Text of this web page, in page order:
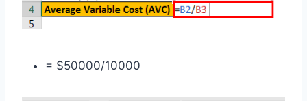
= $50000/10000